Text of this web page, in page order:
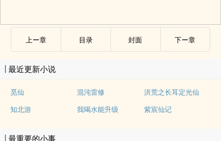
上ー章 目录 封面 下ー章
最近更新小说
觅仙 混沌雷修
洪荒之长耳定光仙
知北游
我喝水能升级 紫宸仙记
最重要的小事